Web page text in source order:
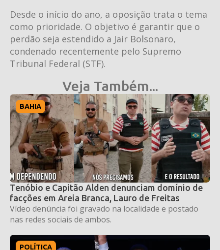
Desde o início do ano, a oposição trata o tema
como prioridade. O objetivo é garantir que o
perdão seja estendido a Jair Bolsonaro,
condenado recentemente pelo Supremo
Tribunal Federal (STF).
Veja Também...
BAHIA
Tenóbio e Capitão Alden denunciam domínio de
facções em Areia Branca, Lauro de Freitas
Vídeo denúncia foi gravado na localidade e postado
nas redes sociais de ambos.
POLÍTICA